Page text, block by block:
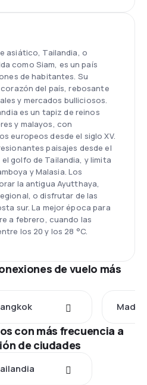
asiático, Tailandia, o
como Siam, es un país
de habitantes. Su
del país, rebosante
y mercados bulliciosos.
es un tapiz de reinos
y malayos, con
europeos desde el siglo XV.
paisajes desde el
golfo de Tailandia, y limita
y Malasia. Los
la antigua Ayutthaya,
o disfrutar de las
sur. La mejor época para
a febrero, cuando las
los 20 y los 28 °C.
de vuelo más
con más frecuencia a
de ciudades